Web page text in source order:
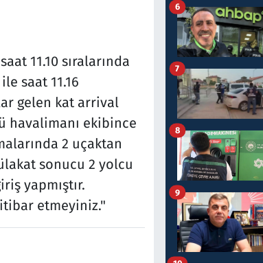
11.10 sıralarında
saat 11.16
gelen kat arrival
havalimanı ekibince
2 uçaktan
sonucu 2 yolcu
yapmıştır.
etmeyiniz."
6
7
8
9